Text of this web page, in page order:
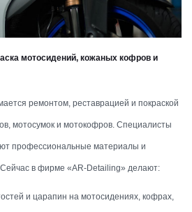
мотосидений, кожаных кофров и
ремонтом, реставрацией и покраской
мотосумок и мотокофров. Специалисты
профессиональные материалы и
в фирме «AR-Detailing» делают:
и царапин на мотосидениях, кофрах,